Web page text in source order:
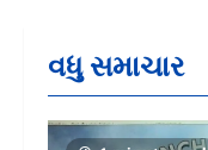
વધુ સમાચાર